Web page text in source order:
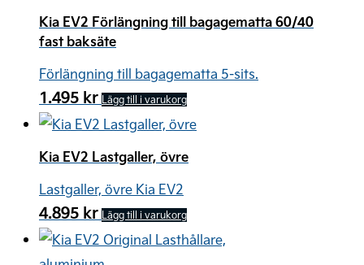
Kia EV2 Förlängning till bagagematta 60/40
fast baksäte
Förlängning till bagagematta 5-sits.
1.495 kr Lägg till i varukorg
Kia EV2 Lastgaller, övre
Lastgaller, övre Kia EV2
4.895 kr Lägg till i varukorg